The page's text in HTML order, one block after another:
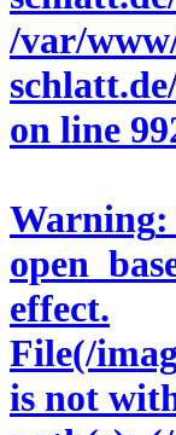
/var/
on line
Warning
effect.
File(/
is not